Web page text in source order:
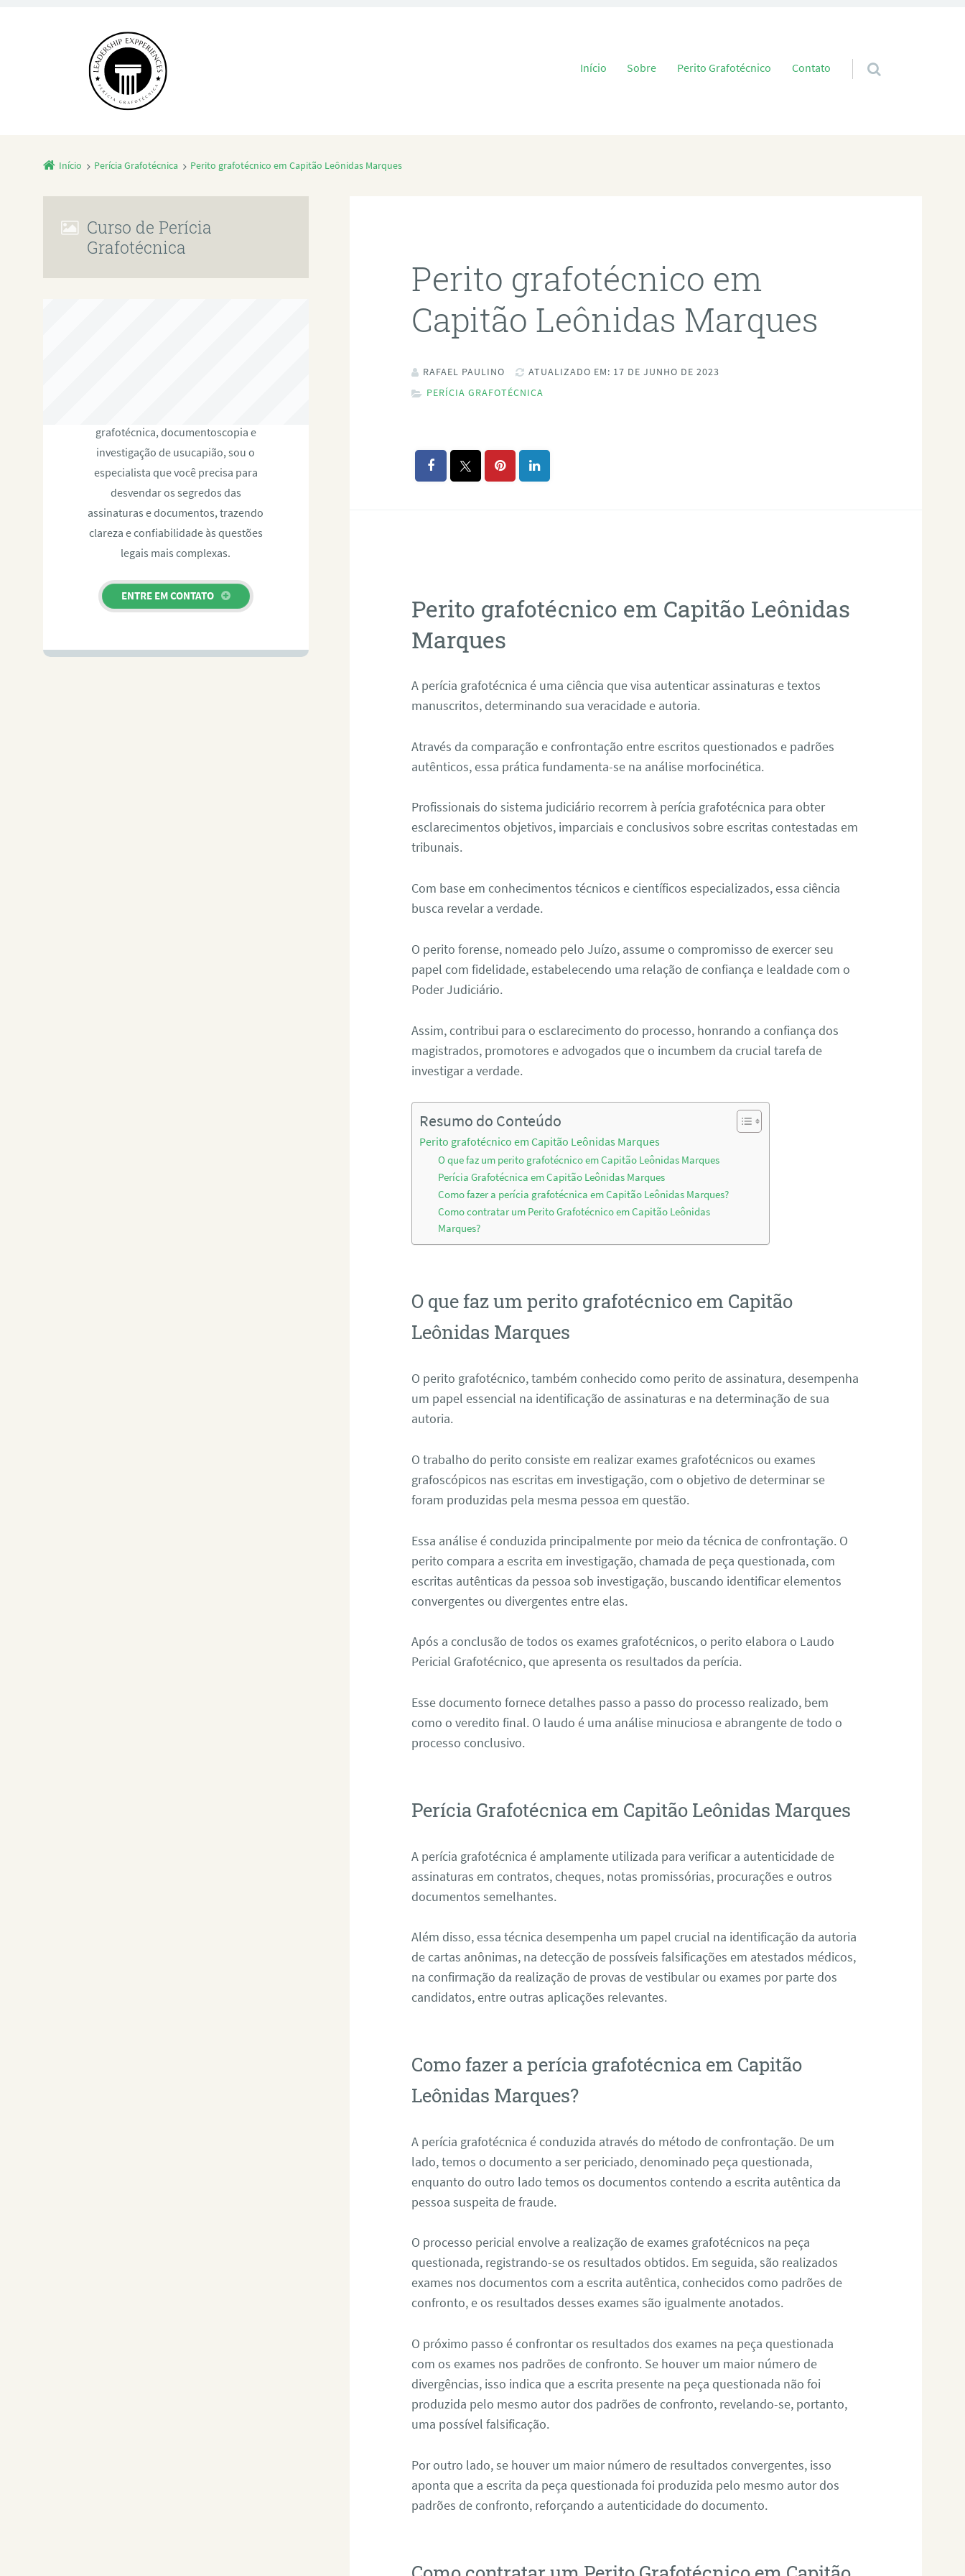
Pular para o conteúdo
Início Sobre Perito Grafotécnico Contato
Início Perícia Grafotécnica Perito grafotécnico em Capitão Leônidas Marques
Perito grafotécnico em
Capitão Leônidas Marques
RAFAEL PAULINO
ATUALIZADO EM: 17 DE JUNHO DE 2023
PERÍCIA GRAFOTÉCNICA
Perito grafotécnico em Capitão Leônidas
Marques
A perícia grafotécnica é uma ciência que visa autenticar assinaturas e textos
manuscritos, determinando sua veracidade e autoria.
Através da comparação e confrontação entre escritos questionados e padrões
autênticos, essa prática fundamenta-se na análise morfocinética.
Profissionais do sistema judiciário recorrem à perícia grafotécnica para obter
esclarecimentos objetivos, imparciais e conclusivos sobre escritas contestadas em
tribunais.
Com base em conhecimentos técnicos e científicos especializados, essa ciência
busca revelar a verdade.
O perito forense, nomeado pelo Juízo, assume o compromisso de exercer seu
papel com fidelidade, estabelecendo uma relação de confiança e lealdade com o
Poder Judiciário.
Assim, contribui para o esclarecimento do processo, honrando a confiança dos
magistrados, promotores e advogados que o incumbem da crucial tarefa de
investigar a verdade.
Resumo do Conteúdo
Perito grafotécnico em Capitão Leônidas Marques
O que faz um perito grafotécnico em Capitão Leônidas Marques
Perícia Grafotécnica em Capitão Leônidas Marques
Como fazer a perícia grafotécnica em Capitão Leônidas Marques?
Como contratar um Perito Grafotécnico em Capitão Leônidas
Marques?
O que faz um perito grafotécnico em Capitão
Leônidas Marques
O perito grafotécnico, também conhecido como perito de assinatura, desempenha
um papel essencial na identificação de assinaturas e na determinação de sua
autoria.
O trabalho do perito consiste em realizar exames grafotécnicos ou exames
grafoscópicos nas escritas em investigação, com o objetivo de determinar se
foram produzidas pela mesma pessoa em questão.
Essa análise é conduzida principalmente por meio da técnica de confrontação. O
perito compara a escrita em investigação, chamada de peça questionada, com
escritas autênticas da pessoa sob investigação, buscando identificar elementos
convergentes ou divergentes entre elas.
Após a conclusão de todos os exames grafotécnicos, o perito elabora o Laudo
Pericial Grafotécnico, que apresenta os resultados da perícia.
Esse documento fornece detalhes passo a passo do processo realizado, bem
como o veredito final. O laudo é uma análise minuciosa e abrangente de todo o
processo conclusivo.
Perícia Grafotécnica em Capitão Leônidas Marques
A perícia grafotécnica é amplamente utilizada para verificar a autenticidade de
assinaturas em contratos, cheques, notas promissórias, procurações e outros
documentos semelhantes.
Além disso, essa técnica desempenha um papel crucial na identificação da autoria
de cartas anônimas, na detecção de possíveis falsificações em atestados médicos,
na confirmação da realização de provas de vestibular ou exames por parte dos
candidatos, entre outras aplicações relevantes.
Como fazer a perícia grafotécnica em Capitão
Leônidas Marques?
A perícia grafotécnica é conduzida através do método de confrontação. De um
lado, temos o documento a ser periciado, denominado peça questionada,
enquanto do outro lado temos os documentos contendo a escrita autêntica da
pessoa suspeita de fraude.
O processo pericial envolve a realização de exames grafotécnicos na peça
questionada, registrando-se os resultados obtidos. Em seguida, são realizados
exames nos documentos com a escrita autêntica, conhecidos como padrões de
confronto, e os resultados desses exames são igualmente anotados.
O próximo passo é confrontar os resultados dos exames na peça questionada
com os exames nos padrões de confronto. Se houver um maior número de
divergências, isso indica que a escrita presente na peça questionada não foi
produzida pelo mesmo autor dos padrões de confronto, revelando-se, portanto,
uma possível falsificação.
Por outro lado, se houver um maior número de resultados convergentes, isso
aponta que a escrita da peça questionada foi produzida pelo mesmo autor dos
padrões de confronto, reforçando a autenticidade do documento.
Curso de Perícia
Grafotécnica
grafotécnica, documentoscopia e
investigação de usucapião, sou o
especialista que você precisa para
desvendar os segredos das
assinaturas e documentos, trazendo
clareza e confiabilidade às questões
legais mais complexas.
ENTRE EM CONTATO